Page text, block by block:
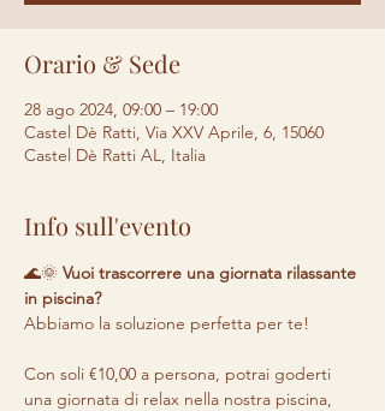
Orario & Sede
28 ago 2024, 09:00 – 19:00
Castel Dè Ratti, Via XXV Aprile, 6, 15060
Castel Dè Ratti AL, Italia
Info sull'evento
🌊🌞 Vuoi trascorrere una giornata rilassante
in piscina?
Abbiamo la soluzione perfetta per te!
Con soli €10,00 a persona, potrai goderti
una giornata di relax nella nostra piscina,